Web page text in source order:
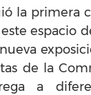
la primera
espacio
de la
a